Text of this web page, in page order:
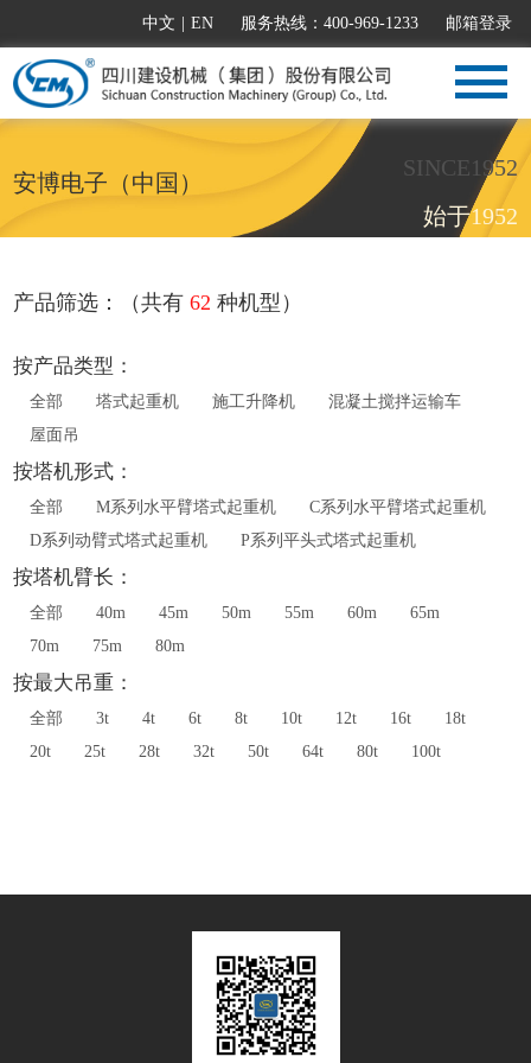
中文 EN 服务热线：400-969-1233 邮箱登录
安博电子（中国）
SINCE1952
始于1952
产品筛选：（共有62 种机型）
按产品类型：
全部 塔式起重机 施工升降机
混凝土搅拌运输车
屋面吊
按塔机形式：
全部 M系列水平臂塔式起重机
C系列水平臂塔式起重机
D系列动臂式塔式起重机
P系列平头式塔式起重机
按塔机臂长：
全部 40m 45m 50m 55m 60m
65m
70m
75m 80m
按最大吊重：
全部 3t 4t 6t 8t 10t 12t 16t
18t
20t
25t 28t 32t 50t 64t 80t 100t